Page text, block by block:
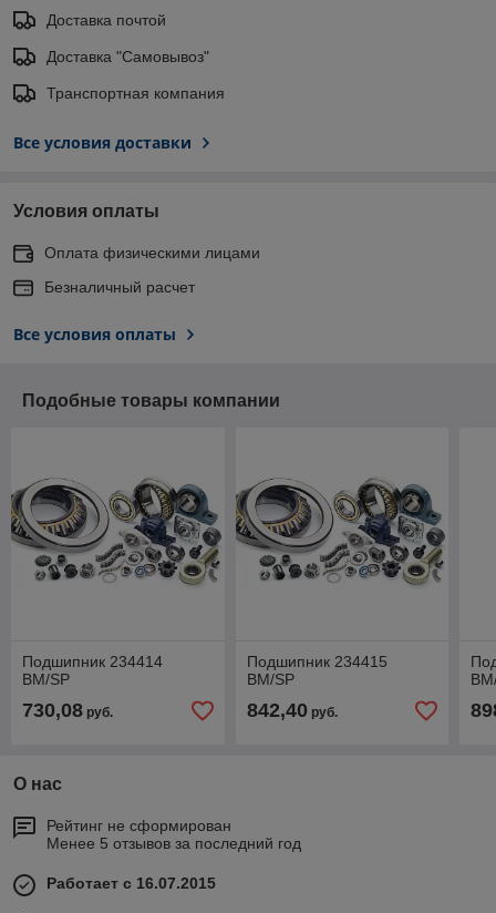
Доставка почтой
Доставка "Самовывоз"
Транспортная компания
Все условия доставки
Условия оплаты
Оплата физическими лицами
Безналичный расчет
Все условия оплаты
Подобные товары компании
Подшипник 234414
BM/SP
730,08 руб.
Подшипник 234415
BM/SP
842,40руб.
О нас
Рейтинг не сформирован
Менее 5 отзывов за последний год
Работает с 16.07.2015